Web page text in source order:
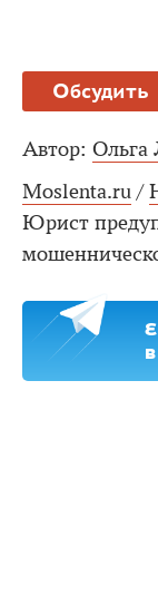
Обсудить
Автор: Ольга
Moslenta.ru /
Юрист